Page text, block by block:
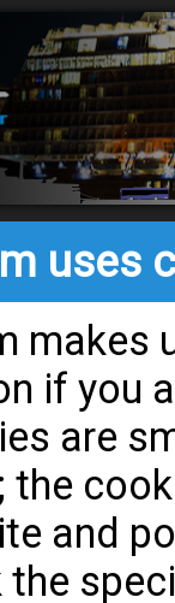
uses
makes
if you
are
the
and